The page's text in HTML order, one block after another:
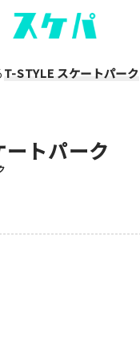
T-STYLE スケートパーク
ートパーク